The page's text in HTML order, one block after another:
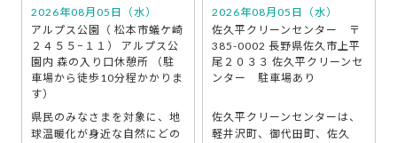
2026年08月05日（水）
アルプス公園（ 松本市蟻ケ崎
２４５５−１１） アルプス公
園内 森の入り口休憩所 （駐
車場から徒歩10分程かかりま
す）
県民のみなさまを対象に、地
球温暖化が身近な自然にどの
2026年08月05日（水）
佐久平クリーンセンター 〒
385-0002 長野県佐久市上平
尾２０３３ 佐久平クリーンセ
ンター 駐車場あり
佐久平クリーンセンターは、
軽井沢町、御代田町、佐久